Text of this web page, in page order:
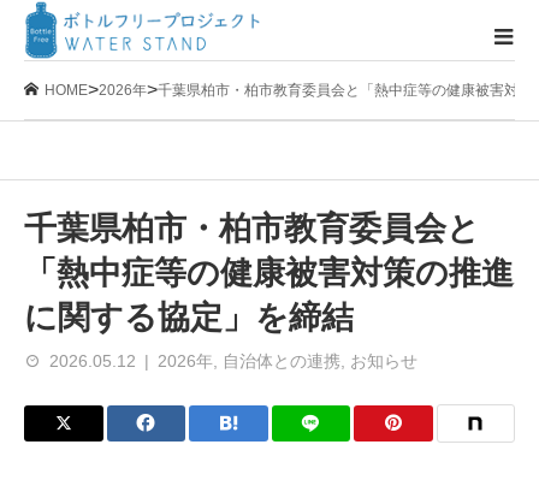
HOME>2026年>千葉県柏市・柏市教育委員会と「熱中症等の健康被害対
千葉県柏市・柏市教育委員会と
「熱中症等の健康被害対策の推進
に関する協定」を締結
2026.05.12 2026年 自治体との連携 お知らせ